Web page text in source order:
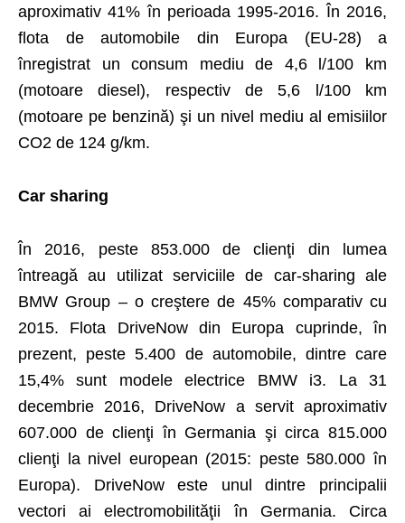
aproximativ 41% în perioada 1995-2016. În 2016,
flota de automobile din Europa (EU-28) a
înregistrat un consum mediu de 4,6 l/100 km
(motoare diesel), respectiv de 5,6 l/100 km
(motoare pe benzină) şi un nivel mediu al emisiilor
CO2 de 124 g/km.
Car sharing
În 2016, peste 853.000 de clienţi din lumea
întreagă au utilizat serviciile de car-sharing ale
BMW Group – o creştere de 45% comparativ cu
2015. Flota DriveNow din Europa cuprinde, în
prezent, peste 5.400 de automobile, dintre care
15,4% sunt modele electrice BMW i3. La 31
decembrie 2016, DriveNow a servit aproximativ
607.000 de clienţi în Germania şi circa 815.000
clienţi la nivel european (2015: peste 580.000 în
Europa). DriveNow este unul dintre principalii
vectori ai electromobilităţii în Germania. Circa